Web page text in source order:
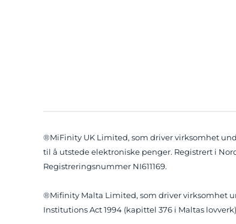
®MiFinity UK Limited, som driver virksomhet
til å utstede elektroniske penger. Registrert i
Registreringsnummer NI611169.
®Mifinity Malta Limited, som driver virksomhet
Institutions Act 1994 (kapittel 376 i Maltas